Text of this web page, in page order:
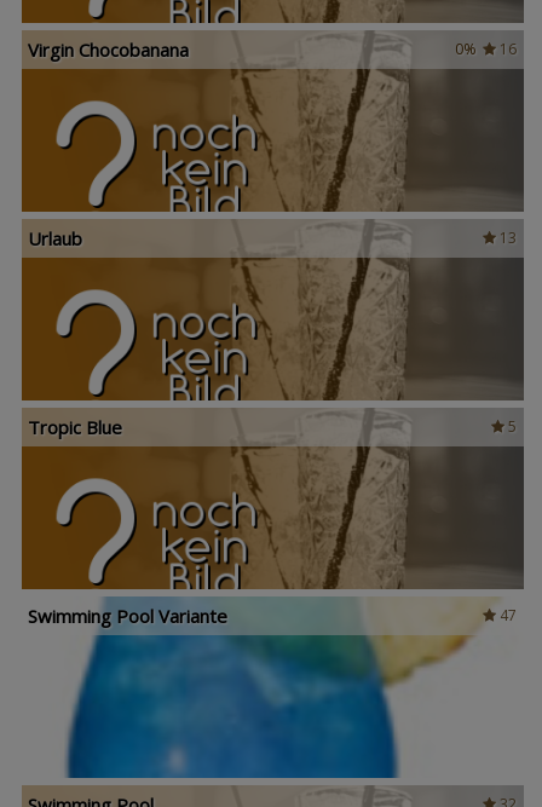
16
0%
Virgin Chocobanana
13
Urlaub
5
Tropic Blue
47
Swimming Pool Variante